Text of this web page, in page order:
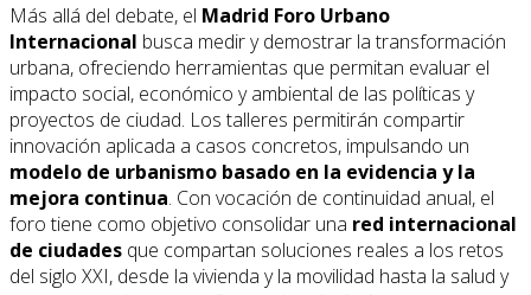
Más allá del debate, el Madrid Foro Urbano
Internacional busca medir y demostrar la transformación
urbana, ofreciendo herramientas que permitan evaluar el
impacto social, económico y ambiental de las políticas y
proyectos de ciudad. Los talleres permitirán compartir
innovación aplicada a casos concretos, impulsando un
modelo de urbanismo basado en la evidencia y la
mejora continua. Con vocación de continuidad anual, el
foro tiene como objetivo consolidar una red internacional
de ciudades que compartan soluciones reales a los retos
del siglo XXI, desde la vivienda y la movilidad hasta la salud y